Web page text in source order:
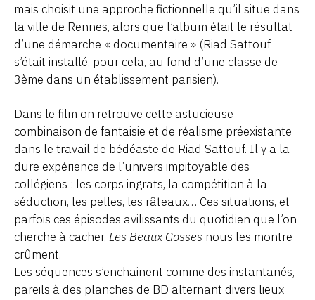
mais choisit une approche fictionnelle qu’il situe dans
la ville de Rennes, alors que l’album était le résultat
d’une démarche « documentaire » (Riad Sattouf
s’était installé, pour cela, au fond d’une classe de
3ème dans un établissement parisien).
Dans le film on retrouve cette astucieuse
combinaison de fantaisie et de réalisme préexistante
dans le travail de bédéaste de Riad Sattouf. Il y a la
dure expérience de l’univers impitoyable des
collégiens : les corps ingrats, la compétition à la
séduction, les pelles, les râteaux… Ces situations, et
parfois ces épisodes avilissants du quotidien que l’on
cherche à cacher, Les Beaux Gosses nous les montre
crûment.
Les séquences s’enchainent comme des instantanés,
pareils à des planches de BD alternant divers lieux